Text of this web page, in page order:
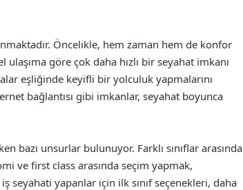
Öncelikle, hem zaman hem de konfor
göre çok daha hızlı bir seyahat imkanı
eşliğinde keyifli bir yolculuk yapmalarını
bağlantısı gibi imkanlar, seyahat boyunca
bazı unsurlar bulunuyor. Farklı sınıflar arasında
ve first class arasında seçim yapmak,
seyahati yapanlar için ilk sınıf seçenekleri, daha